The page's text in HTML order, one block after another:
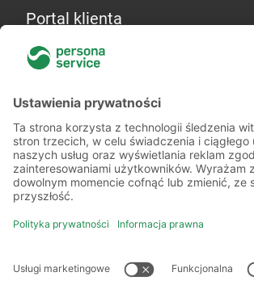
Portal klienta
Więcej o nas
Kilka słów o nas
Oddziały
Akademia
Informacje prawne